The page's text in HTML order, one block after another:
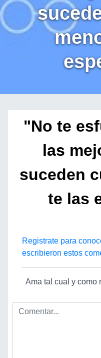
"No te
las
suceden
te las
Registrate para
escribieron estos
Ama tal cual y como